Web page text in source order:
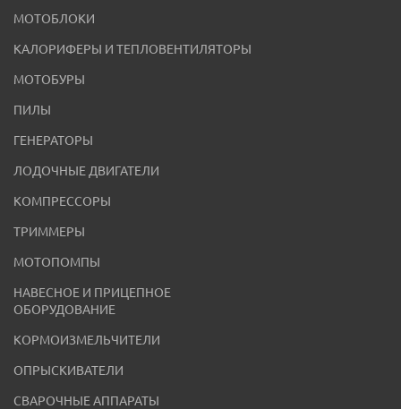
МОТОБЛОКИ
КАЛОРИФЕРЫ И ТЕПЛОВЕНТИЛЯТОРЫ
МОТОБУРЫ
ПИЛЫ
ГЕНЕРАТОРЫ
ЛОДОЧНЫЕ ДВИГАТЕЛИ
КОМПРЕССОРЫ
ТРИММЕРЫ
МОТОПОМПЫ
НАВЕСНОЕ И ПРИЦЕПНОЕ
ОБОРУДОВАНИЕ
КОРМОИЗМЕЛЬЧИТЕЛИ
ОПРЫСКИВАТЕЛИ
СВАРОЧНЫЕ АППАРАТЫ